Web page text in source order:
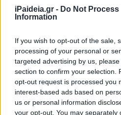
iPaideia.gr - Do Not Process
Information
If you wish to opt-out of the sale,
processing of your personal or
targeted advertising by us,
section to confirm your selection.
opt-out request is processed you
interest-based ads based on
us or personal information
your opt-out. You may separately
02/09/
Voucher
ο τρίτος
02/08/